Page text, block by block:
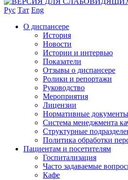
Рус Тат Eng
О диспансере
История
Новости
Истории и интервью
Показатели
Отзывы о диспансере
Ролики и репортажи
Руководство
Мероприятия
Лицензии
Нормативные документы
Система менеджмента
Структурные
Политика обработки
Пациентам и посетителям
Госпитализация
Часто задаваемые
Кафе